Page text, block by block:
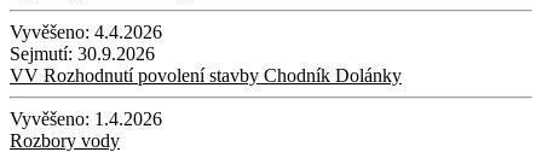
Vyvěšeno: 4.4.2026
Sejmutí: 30.9.2026
VV Rozhodnutí povolení stavby Chodník Dolánky
Vyvěšeno: 1.4.2026
Rozbory vody